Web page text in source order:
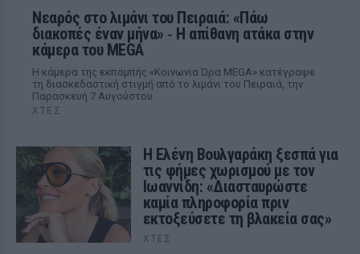
Νεαρός στο λιμάνι του Πειραιά: «Πάω
διακοπές έναν μήνα» ‑ Η απίθανη ατάκα στην
κάμερα του MEGA
Η κάμερα της εκπομπής «Κοινωνία Ώρα MEGA» κατέγραψε
τη διασκεδαστική στιγμή από το λιμάνι του Πειραιά, την
Παρασκευή 7 Αυγούστου.
ΧΤΕΣ
Η Ελένη Βουλγαράκη ξεσπά για
τις φήμες χωρισμού με τον
Ιωαννίδη: «Διασταυρώστε
καμία πληροφορία πριν
εκτοξεύσετε τη βλακεία σας»
ΧΤΕΣ